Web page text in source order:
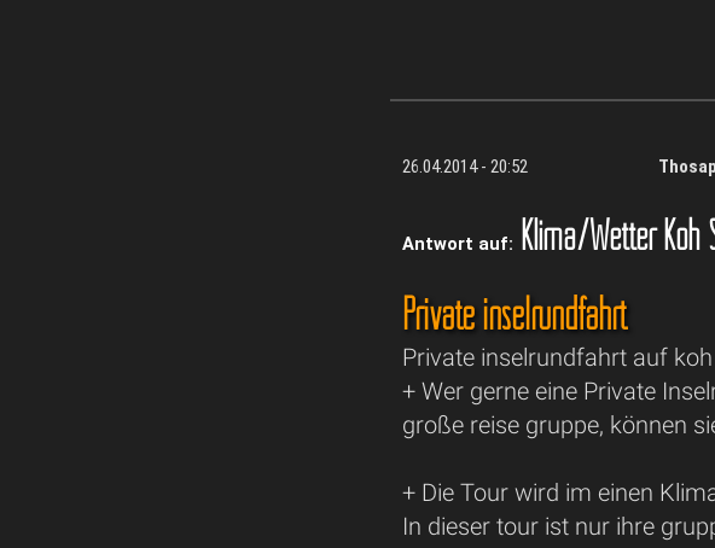
26.04.2014 - 20:52
Antwort auf: Klima/Wetter
Private inselrundfahrt
Private inselrundfahrt auf
+ Wer gerne eine Private
große reise gruppe, können
+ Die Tour wird im einen
In dieser tour ist nur ihre